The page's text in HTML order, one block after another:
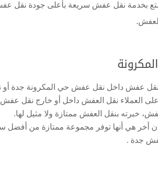
بخدمة نقل عفش سريعة بأعلى جودة نقل
عفش داخل نقل عفش حي المكرونة جدة
العملاء نقل العفش داخل أو خارج نقل
خبرته بنقل العفش ممتازة ولا مثيل لها.
أخر هي أنها توفر مجموعة ممتازة من
جدة .